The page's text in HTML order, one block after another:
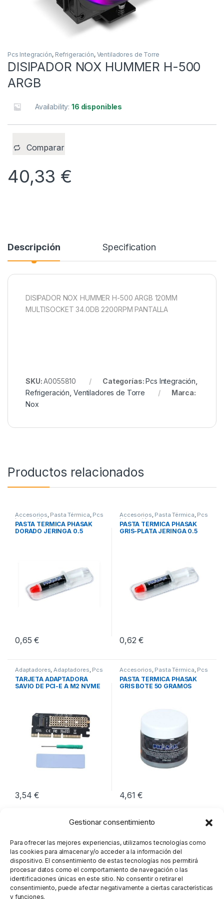
Gestionar consentimiento
Para ofrecer las mejores experiencias, utilizamos tecnologías como
las cookies para almacenar y/o acceder a la información del
dispositivo. El consentimiento de estas tecnologías nos permitirá
procesar datos como el comportamiento de navegación o las
identificaciones únicas en este sitio. No consentir o retirar el
consentimiento, puede afectar negativamente a ciertas características
y funciones.
Pcs Integración, Refrigeración, Ventiladores de Torre
DISIPADOR NOX HUMMER H-500
ARGB
Availability:16 disponibles
Comparar
40,33 €
Descripción Specification
DISIPADOR NOX HUMMER H-500 ARGB 120MM
MULTISOCKET 34.0DB 2200RPM PANTALLA
SKU:A0055810 Categorías:Pcs Integración
Refrigeración Ventiladores de Torre
Marca:
Nox
Productos relacionados
Accesorios, Pasta Térmica, Pcs
Integración
PASTA TÉRMICA PHASAK
DORADO JERINGA 0.5
0,65€
Accesorios, Pasta Térmica, Pcs
Integración
PASTA TÉRMICA PHASAK
GRIS-PLATA JERINGA 0.5
0,62€
Adaptadores,Adaptadores, Pcs
Integración
TARJETA ADAPTADORA
SAVIO DE PCI-E A M2 NVME
3,54€
Accesorios, Pasta Térmica, Pcs
Integración
PASTA TERMICA PHASAK
GRIS BOTE 50 GRAMOS
4,61€